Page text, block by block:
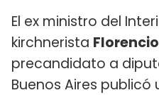
El ex ministro del
kirchnerista
precandidato a
Buenos Aires